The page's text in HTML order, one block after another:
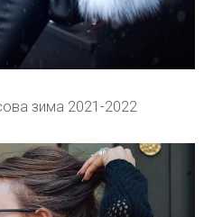
зима 2021-2022